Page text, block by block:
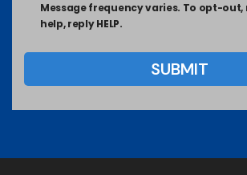
Message frequency varies. To opt-out,
help, reply HELP.